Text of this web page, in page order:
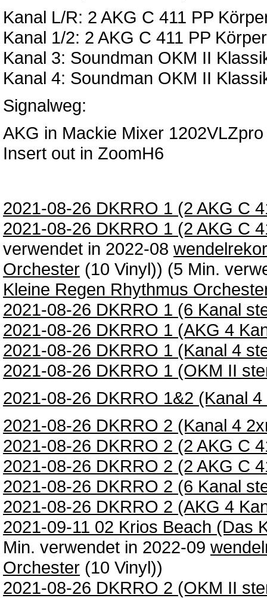
Kanal L/R: 2 AKG C 411 PP
Kanal 1/2: 2 AKG C 411 PP
Kanal 3: Soundman OKM II
Kanal 4: Soundman OKM II
Signalweg:
AKG in Mackie Mixer 1202VLZpro
Insert out in ZoomH6
2021-08-26 DKRRO 1 (2 AKG C
2021-08-26 DKRRO 1 (2 AKG C
verwendet in 2022-08
Orchester (10 Vinyl)) (5 Min.
Kleine Regen Rhythmus
2021-08-26 DKRRO 1 (6 Kanal
2021-08-26 DKRRO 1 (AKG 4
2021-08-26 DKRRO 1 (Kanal 4
2021-08-26 DKRRO 1 (OKM II
2021-08-26 DKRRO 1&2 (Kanal
2021-08-26 DKRRO 2 (Kanal 4
2021-08-26 DKRRO 2 (2 AKG C
2021-08-26 DKRRO 2 (2 AKG C
2021-08-26 DKRRO 2 (6 Kanal
2021-08-26 DKRRO 2 (AKG 4
2021-09-11 02 Krios Beach (Das
Min. verwendet in 2022-09
Orchester (10 Vinyl))
2021-08-26 DKRRO 2 (OKM II